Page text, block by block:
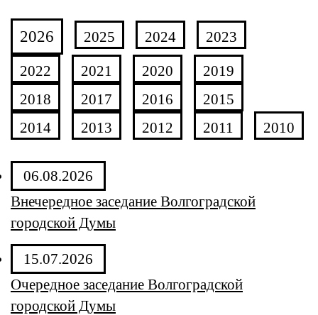
2026 2025 2024
2023
2022
2021 2020
2019
2018
2017 2016
2015
2014
2013 2012 2011 2010
06.08.2026
Внечередное заседание Волгоградской
городской Думы
15.07.2026
Очередное заседание Волгоградской
городской Думы